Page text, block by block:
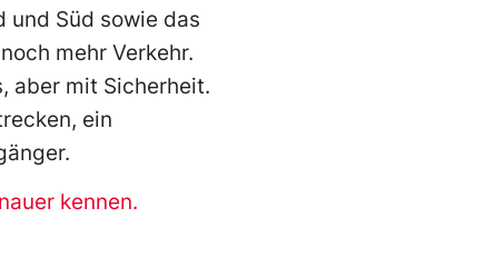
und Süd sowie das
mehr Verkehr.
aber mit Sicherheit.
ein
kennen.